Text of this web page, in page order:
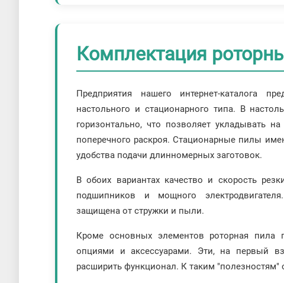
Комплектация
Предприятия нашего интернет-каталога
настольного и стационарного типа. В
горизонтально, что позволяет укладывать
поперечного раскроя. Стационарные пилы
удобства подачи длинномерных заготовок.
В обоих вариантах качество и скорость
подшипников и мощного
защищена от стружки и пыли.
Кроме основных элементов роторная пила
опциями и аксессуарами. Эти, на первый
расширить функционал. К таким "полезностям"